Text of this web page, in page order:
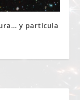
y partícula